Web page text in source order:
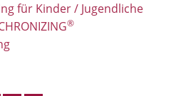
für Kinder / Jugendliche
®